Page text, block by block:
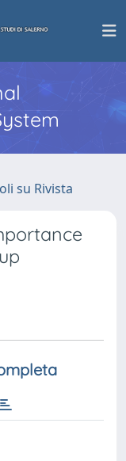
su Rivista